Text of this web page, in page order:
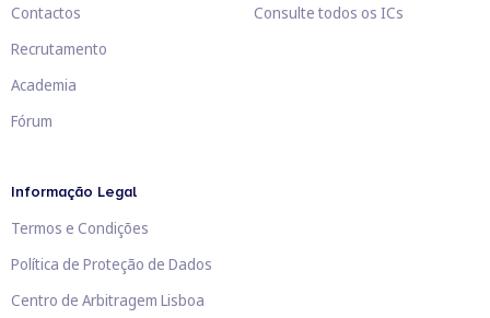
Contactos
Recrutamento
Academia
Fórum
Consulte todos os ICs
Informação Legal
Termos e Condições
Política de Proteção de Dados
Centro de Arbitragem Lisboa